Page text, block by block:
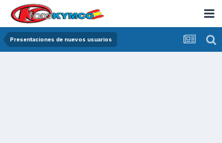
Presentaciones de nuevos usuarios